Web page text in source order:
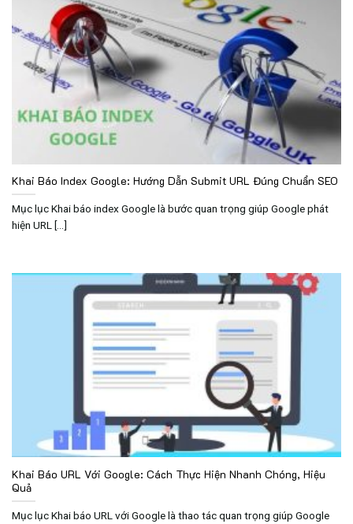
Khai Báo Index Google: Hướng Dẫn Submit URL Đúng Chuẩn SEO
Mục lục Khai báo index Google là bước quan trọng giúp Google phát
hiện URL [...]
Khai Báo URL Với Google: Cách Thực Hiện Nhanh Chóng, Hiệu
Quả
Mục lục Khai báo URL với Google là thao tác quan trọng giúp Google